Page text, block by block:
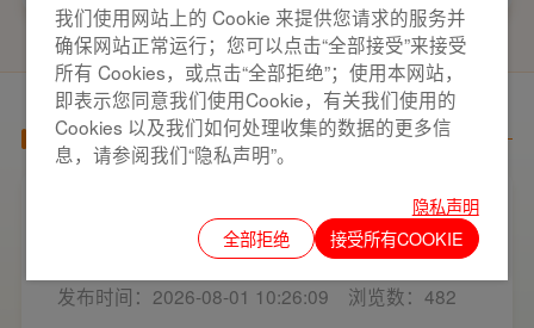
产品百科
家用开关电气套装选购要点，开关插座“七
开关插座作为家装电气系统的核心配件，直接
决定居家用电的安全性与实用性，选材好坏影
响着长期居住体验。想要一站式搞定全屋电气
发布时间：2026-08-01 10:26:09 浏览数：482
我们使用网站上的 Cookie 来提供您请求的服务并
确保网站正常运行；您可以点击“全部接受”来接受
所有 Cookies，或点击“全部拒绝”；使用本网站，
即表示您同意我们使用Cookie，有关我们使用的
Cookies 以及我们如何处理收集的数据的更多信
息，请参阅我们“隐私声明”。
隐私声明
全部拒绝
接受所有COOKIE